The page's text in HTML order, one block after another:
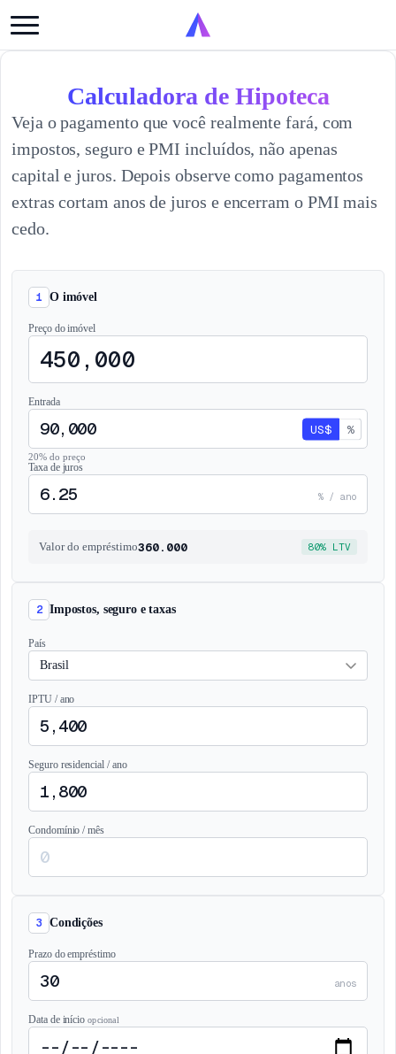
Calculadora de Hipoteca
Veja o pagamento que você realmente fará, com
impostos, seguro e PMI incluídos, não apenas
capital e juros. Depois observe como pagamentos
extras cortam anos de juros e encerram o PMI mais
cedo.
1 O imóvel
Preço do imóvel
Entrada
US$ %
20% do preço
Taxa de juros
% / ano
Valor do empréstimo360.000 80% LTV
2 Impostos, seguro e taxas
País
IPTU / ano
Seguro residencial / ano
Condomínio / mês
3 Condições
Prazo do empréstimo
anos
Data de início opcional